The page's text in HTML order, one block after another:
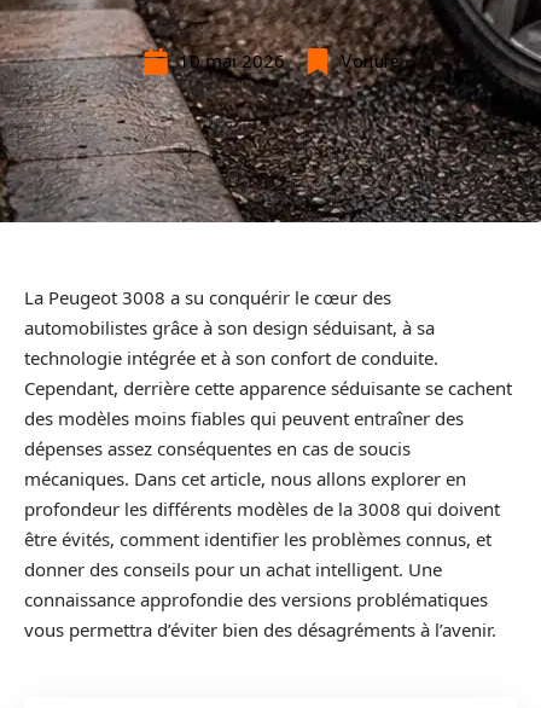
10 mai 2026 Voiture
La Peugeot 3008 a su conquérir le cœur des
automobilistes grâce à son design séduisant, à sa
technologie intégrée et à son confort de conduite.
Cependant, derrière cette apparence séduisante se cachent
des modèles moins fiables qui peuvent entraîner des
dépenses assez conséquentes en cas de soucis
mécaniques. Dans cet article, nous allons explorer en
profondeur les différents modèles de la 3008 qui doivent
être évités, comment identifier les problèmes connus, et
donner des conseils pour un achat intelligent. Une
connaissance approfondie des versions problématiques
vous permettra d’éviter bien des désagréments à l’avenir.